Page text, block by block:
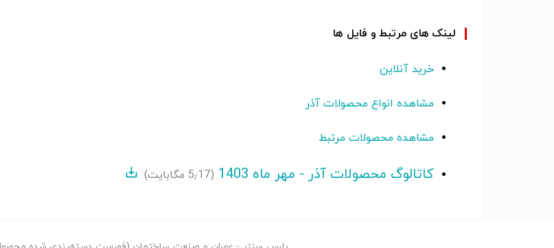
محصولات آذر ، در عرصه تاسیسات کاربرد بسیار گسترده ای دارد و میتوان این محصولات را در
سیستم های تاسیساتی مورد استفاده قرار داد.
لینک های مرتبط و فایل ها
خرید آنلاین
مشاهده انواع محصولات آذر
مشاهده محصولات مرتبط
کاتالوگ محصولات آذر - مهر ماه 1403 (5٫17 مگابایت)